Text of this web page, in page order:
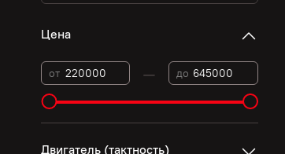
Цена
от — до
Двигатель (тактность)